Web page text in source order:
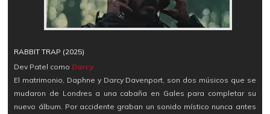
RABBIT TRAP (2025)
Dev Patel comoDarcy
El matrimonio, Daphne y Darcy Davenport, son dos músicos que se
mudaron de Londres a una cabaña en Gales para completar su
nuevo álbum. Por accidente graban un sonido místico nunca antes